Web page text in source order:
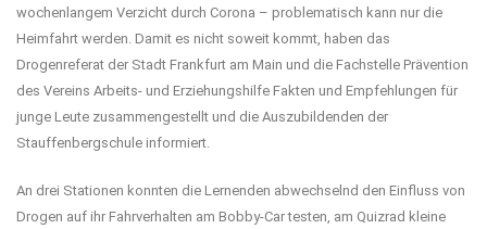
wochenlangem Verzicht durch Corona – problematisch kann nur die
Heimfahrt werden. Damit es nicht soweit kommt, haben das
Drogenreferat der Stadt Frankfurt am Main und die Fachstelle Prävention
des Vereins Arbeits- und Erziehungshilfe Fakten und Empfehlungen für
junge Leute zusammengestellt und die Auszubildenden der
Stauffenbergschule informiert.
An drei Stationen konnten die Lernenden abwechselnd den Einfluss von
Drogen auf ihr Fahrverhalten am Bobby-Car testen, am Quizrad kleine